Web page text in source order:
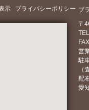
示 プライバシーポリシー ブ
〒
営
駐
（
配
愛